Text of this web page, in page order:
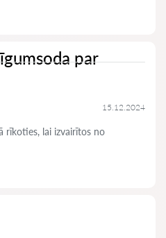
par
15.12.2024
rīkoties, lai izvairītos no